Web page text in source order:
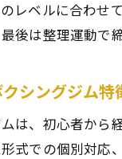
初
レベルに合わせ
後は整理運動で
シングジム特
は、初心者から
式での個別対応